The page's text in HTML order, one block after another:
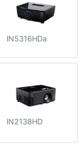
IN5316HDa
IN2138HD